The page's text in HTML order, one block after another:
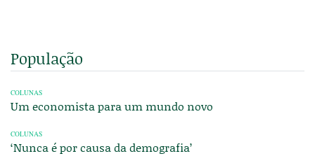
População
COLUNAS
Um economista para um mundo novo
COLUNAS
‘Nunca é por causa da demografia’